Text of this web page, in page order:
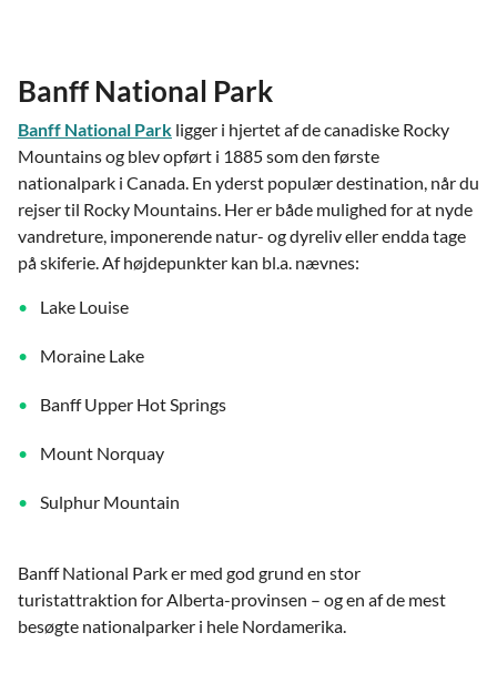
Banff National Park
Banff National Park ligger i hjertet af de canadiske Rocky
Mountains og blev opført i 1885 som den første
nationalpark i Canada. En yderst populær destination, når du
rejser til Rocky Mountains. Her er både mulighed for at nyde
vandreture, imponerende natur- og dyreliv eller endda tage
på skiferie. Af højdepunkter kan bl.a. nævnes:
Lake Louise
Moraine Lake
Banff Upper Hot Springs
Mount Norquay
Sulphur Mountain
Banff National Park er med god grund en stor
turistattraktion for Alberta-provinsen – og en af de mest
besøgte nationalparker i hele Nordamerika.